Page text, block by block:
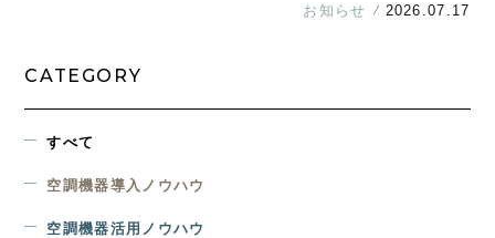
お知らせ
2026.07.17
CATEGORY
すべて
空調機器導入ノウハウ
空調機器活用ノウハウ